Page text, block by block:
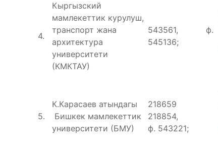
4.
Кыргызский
мамлекеттик курулуш,
транспорт жана
архитектура
университети
(КМКТАУ)
543561, ф.
545136;
5.
К.Карасаев атындагы
Бишкек мамлекеттик
университети (БМУ)
218659
218854,
ф. 543221;